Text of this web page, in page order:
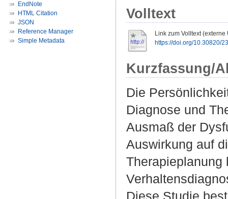
EndNote
HTML Citation
JSON
Reference Manager
Simple Metadata
Volltext
Link zum Volltext (externe
https://doi.org/10.30820/
Kurzfassung/
Die
Diagnose und
Ausmaß der
Auswirkung auf
Therapieplanung
Diese Studie